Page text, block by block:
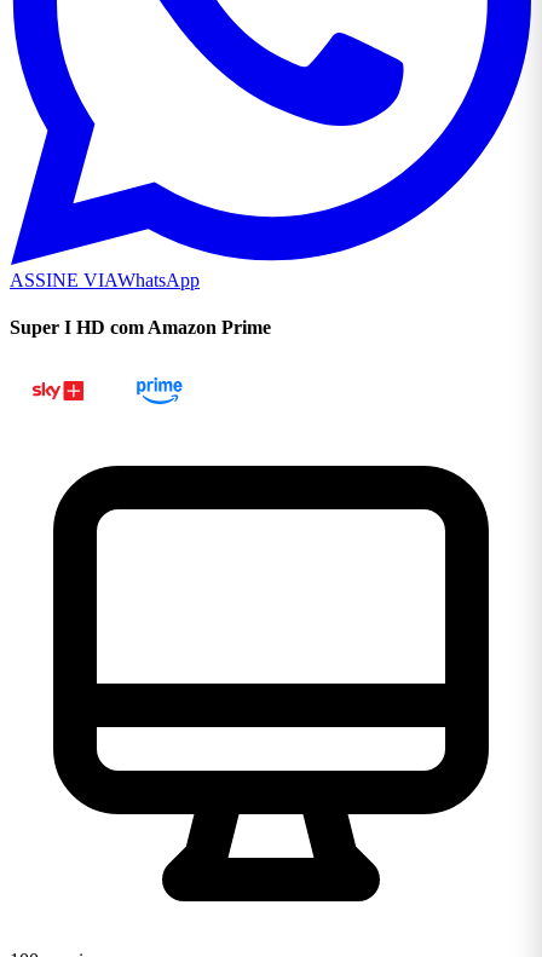
ASSINE VIAWhatsApp
Super I HD com Amazon Prime